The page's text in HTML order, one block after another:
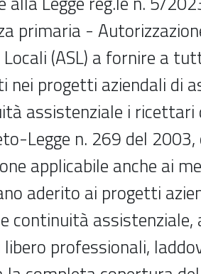
primaria -
(ASL) a fornire a
nei progetti aziendali di
assistenziale i
Legge n. 269 del
applicabile anche ai
aderito ai progetti
continuità assistenziale,
professionali,